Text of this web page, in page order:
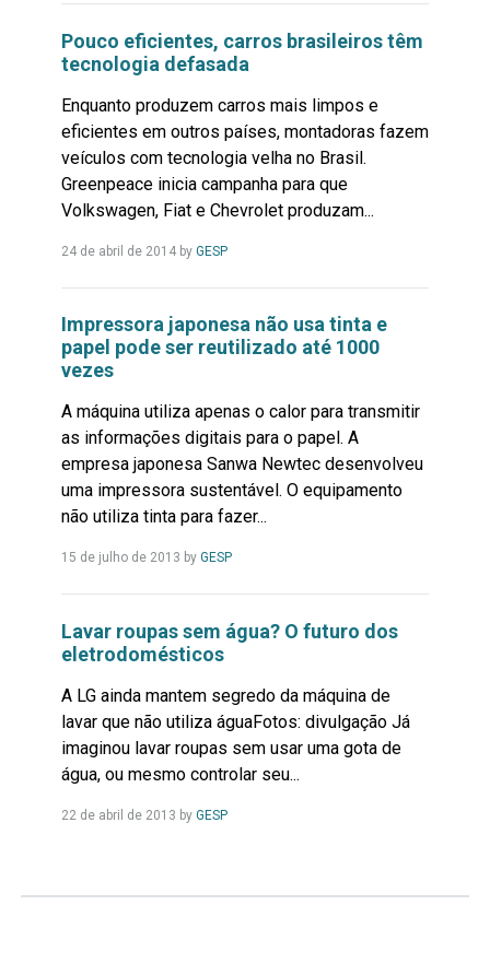
Pouco eficientes, carros brasileiros têm
tecnologia defasada
Enquanto produzem carros mais limpos e
eficientes em outros países, montadoras fazem
veículos com tecnologia velha no Brasil.
Greenpeace inicia campanha para que
Volkswagen, Fiat e Chevrolet produzam...
24 de abril de 2014by GESPLeia
Impressora japonesa não usa tinta e
papel pode ser reutilizado até 1000
vezes
A máquina utiliza apenas o calor para transmitir
as informações digitais para o papel. A
empresa japonesa Sanwa Newtec desenvolveu
uma impressora sustentável. O equipamento
não utiliza tinta para fazer...
15 de julho de 2013 by GESPLeia
Lavar roupas sem água? O futuro dos
eletrodomésticos
A LG ainda mantem segredo da máquina de
lavar que não utiliza águaFotos: divulgação Já
imaginou lavar roupas sem usar uma gota de
água, ou mesmo controlar seu...
22 de abril de 2013 by GESPLeia